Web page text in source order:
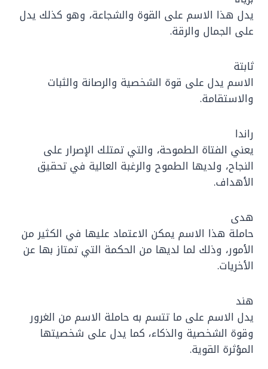
يدل هذا الاسم على القوة والشجاعة، وهو كذلك يدل
على الجمال والرقة.
ثابتة
الاسم يدل على قوة الشخصية والرصانة والثبات
والاستقامة.
راندا
يعني الفتاة الطموحة، والتي تمتلك الإصرار على
النجاح، ولديها الطموح والرغبة العالية في تحقيق
الأهداف.
هدى
حاملة هذا الاسم يمكن الاعتماد عليها في الكثير من
الأمور، وذلك لما لديها من الحكمة التي تمتاز بها عن
الأخريات.
هند
يدل الاسم على ما تتسم به حاملة الاسم من الغرور
وقوة الشخصية والذكاء، كما يدل على شخصيتها
المؤثرة القوية.